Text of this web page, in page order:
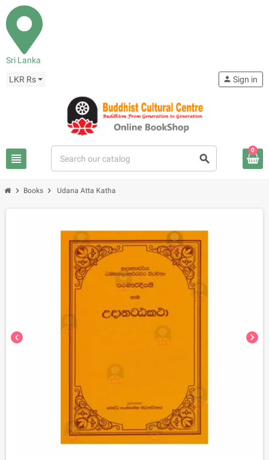
Sri Lanka
LKR Rs
view_headline search
person Sign in
0
chevron_right Books chevron_right Udana Atta Katha
chevron_left chevron_right